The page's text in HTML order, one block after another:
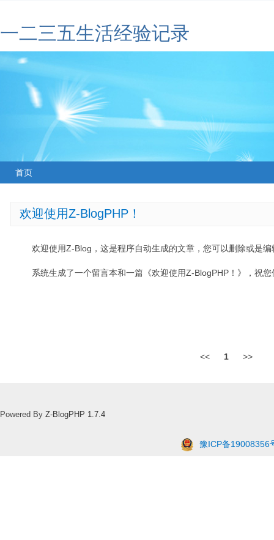
一二三五生活经验记录
首页
欢迎使用Z-BlogPHP！
欢迎使用Z-Blog，这是程序自动生成的文章，您可以删除或是编
系统生成了一个留言本和一篇《欢迎使用Z-BlogPHP！》，祝
<< 1 >>
Powered By Z-BlogPHP 1.7.4
豫ICP备19008356